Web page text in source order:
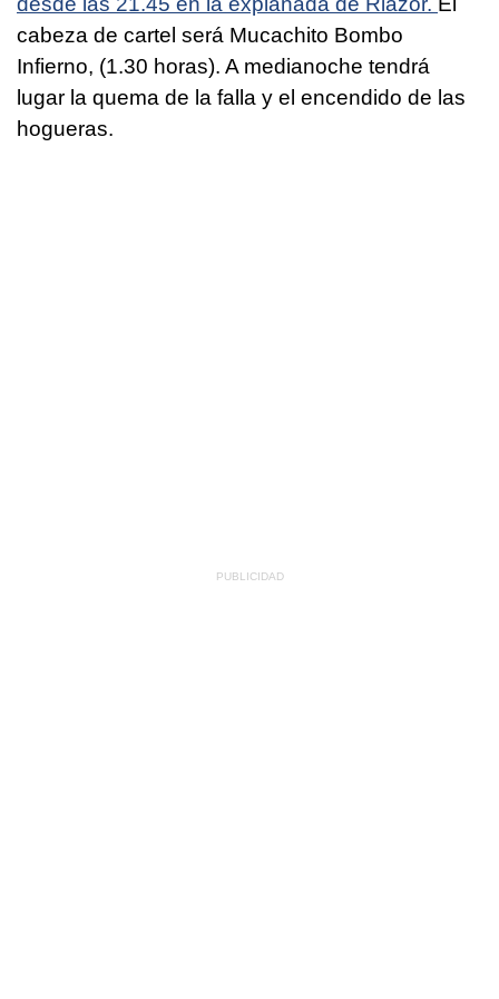
cabeza de cartel será Mucachito Bombo
Infierno, (1.30 horas). A medianoche tendrá
lugar la quema de la falla y el encendido de las
hogueras.